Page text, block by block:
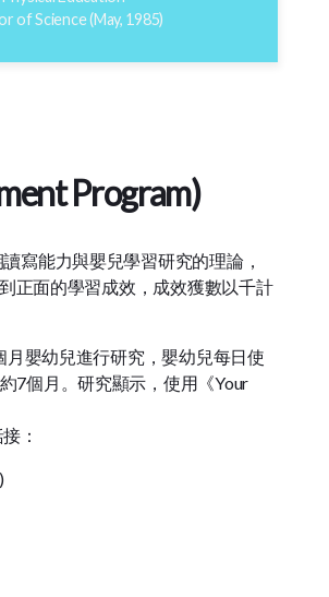
of Science (May, 1985)
Program)
寫能力與嬰兒學習研究的理論，
正面的學習成效，成效獲數以千計
嬰幼兒進行研究，嬰幼兒每日使
7個月。研究顯示，使用《Your
：